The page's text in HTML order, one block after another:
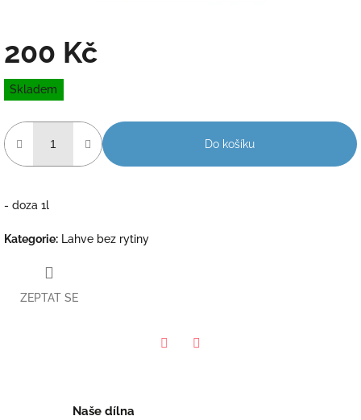
200 Kč
Měrná
cena:
Skladem
Do košíku
- doza 1l
Kategorie: Lahve bez rytiny
ZEPTAT SE
Naše dílna